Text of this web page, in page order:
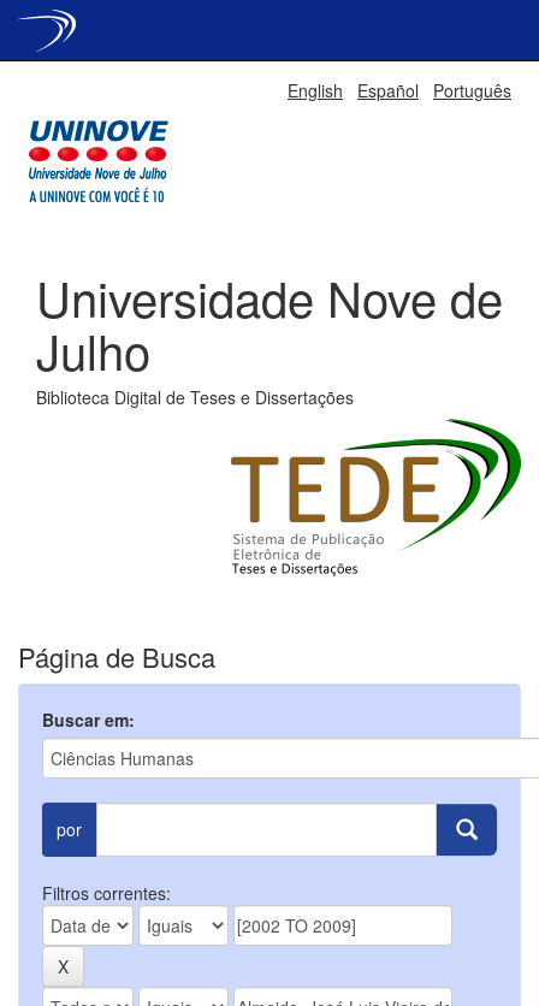
English Español Português
Universidade Nove de
Julho
Biblioteca Digital de Teses e Dissertações
Página de Busca
Buscar em:
por
Filtros correntes: